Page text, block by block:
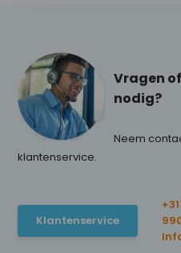
Vragen
nodig?
Neem
klantenservice.
Klantenservice